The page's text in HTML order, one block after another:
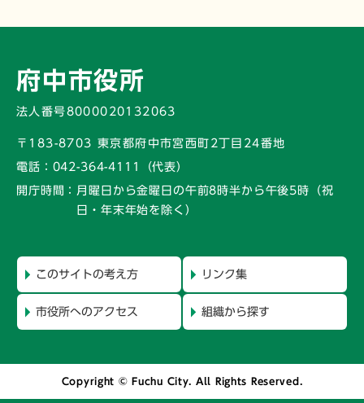
府中市役所
法人番号8000020132063
〒183-8703 東京都府中市宮西町2丁目24番地
電話： 042-364-4111（代表）
開庁時間： 月曜日から金曜日の午前8時半から午後5時 （祝
日・年末年始を除く）
このサイトの考え方 リンク集
市役所へのアクセス 組織から探す
Copyright © Fuchu City. All Rights Reserved.